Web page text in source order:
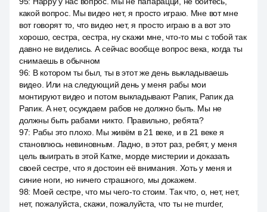
какой вопрос. Мы видео нет, я просто играю. Мне вот мне
вот говорят то, что видео нет, я просто играю в а вот это
хорошо, сестра, сестра, ну скажи мне, что-то мы с тобой так
давно не виделись. А сейчас вообще вопрос века, когда ты
снимаешь в обычном
96: В котором ты был, ты в этот же день выкладываешь
видео. Или на следующий день у меня рабы мои
монтируют видео и потом выкладывают Рапик, Рапик да
Рапик. А нет, осуждаем рабов не должно быть. Мы не
должны быть рабами никто. Правильно, ребята?
97: Рабы это плохо. Мы живём в 21 веке, и в 21 веке я
становлюсь невиновным. Ладно, в этот раз, ребят, у меня
цель выиграть в этой Катке, морде мистерии и доказать
своей сестре, что я достоин её внимания. Хоть у меня и
синие ноги, но ничего страшного, мы докажем.
98: Моей сестре, что мы чего-то стоим. Так что, о, нет, нет,
нет, пожалуйста, скажи, пожалуйста, что ты не murder,